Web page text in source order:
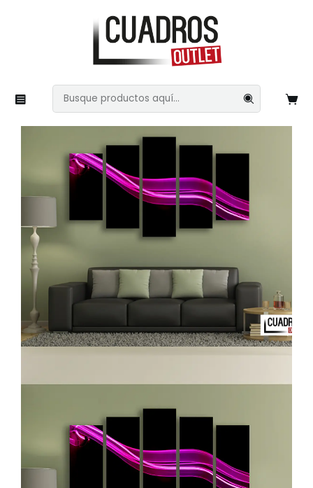
Imágenes Variadas Light Painting
Neón 28